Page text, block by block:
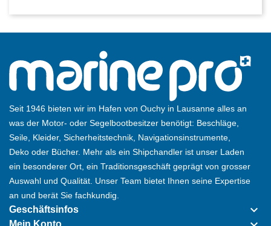
Seit 1946 bieten wir im Hafen von Ouchy in Lausanne alles an
was der Motor- oder Segelbootbesitzer benötigt: Beschläge,
Seile, Kleider, Sicherheitstechnik, Navigationsinstrumente,
Deko oder Bücher. Mehr als ein Shipchandler ist unser Laden
ein besonderer Ort, ein Traditionsgeschäft geprägt von grosser
Auswahl und Qualität. Unser Team bietet Ihnen seine Expertise
an und berät Sie fachkundig.
Geschäftsinfos keyboard_arrow_down
Mein Konto